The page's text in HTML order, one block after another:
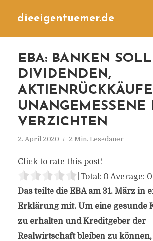
dieeigentuemer.de
EBA: BANKEN
DIVIDENDEN,
UNANGEMESSENE
VERZICHTEN
2. April 2020 2 Min. Lesedauer
Click to rate this post!
[Total: 0 Average: 0]
Das teilte die EBA am 31. März in
Erklärung mit. Um eine gesunde
zu erhalten und Kreditgeber der
Realwirtschaft bleiben zu